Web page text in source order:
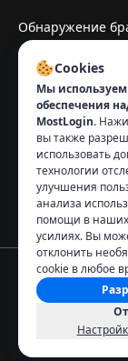
Обнаружение
Sitio de espelhe
Контакты:
© 2026
Cookies
Мы
обеспечения
MostLogin.
вы также
использовать
технологии
улучшения
анализа
помощи в
усилиях. Вы
отклонить
cookie в любое